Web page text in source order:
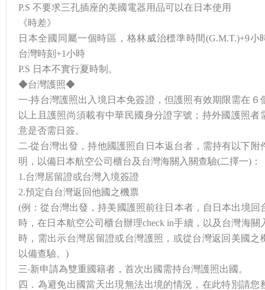
P.S 不要求三孔插座的美國電器用品可以在日本使用
《時差》
日本全國同屬一個時區，格林威治標準時間(G.M.T.)+9小
台灣時刻+1小時
P.S 日本不實行夏時制。
◆台灣護照◆
一‧持台灣護照出入境日本免簽證，但護照有效期限需在６
以上且護照尚須載有中華民國身分證字號；持外國護照者
意是否需日簽。
二‧從台灣出發，持他國護照自日本返台者，需持有以下附
明，以備日本航空公司櫃台及台灣海關入關查驗(二擇一)：
1.台灣居留證或台灣入境簽證
2.預定自台灣返回他國之機票
(例：從台灣出發，持美國護照前往日本者，自日本出境回
時，在日本航空公司櫃台辦理check in手續，以及台灣海關
時，需出示台灣居留證或台灣護照，或從台灣返回美國之
以備查驗。)
三‧新申請為雙重國籍者，首次出國需持台灣護照出國。
四．為避免出國當天出現無法出境的情況，在此特別請您